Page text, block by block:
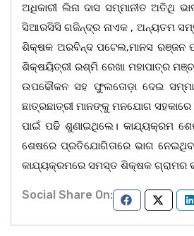
ଅଧିକାରୀ ଲିନା ଦାସ ସମ୍ମାନୀତ ଅତିଥି
ସିଆରସିସି ଗଜିନ୍ଦ୍ର ନାଏକ , ଅନ୍ୟତମ
ଶିକ୍ଷକ ଅରବିନ୍ଦ ପଟେଲ,ମାନସ ରଞ୍ଜନ
ଶିକ୍ଷୟିତ୍ରୀ ରଶ୍ମି ରେଖା ମହାପାତ୍ର
ଉପଢୌକନ ସହ ଫୁଲତୋଡ଼ା ଦେଇ
ଛାତ୍ରଛାତ୍ରୀ ମାନଙ୍କୁ ମନଯୋଗ
ପାଇଁ ପଢି ଶୁଣାଇଥିଲେ। କାଯ୍ୟକ୍ରମ
ଶେଷରେ ପ୍ରତିଯୋଗିତାରେ ଭାଗ
କାଯ୍ୟକ୍ରମରେ ସମସ୍ତ ଶିକ୍ଷକ ଗ୍ରାମର
Social Share On: